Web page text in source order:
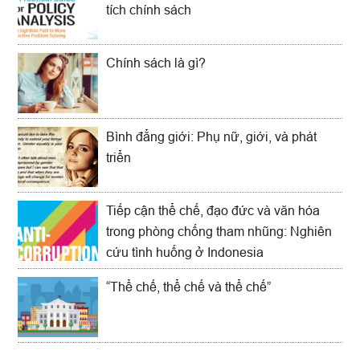
tích chính sách
Chính sách là gì?
Bình đẳng giới: Phụ nữ, giới, và phát
triển
Tiếp cận thể chế, đạo đức và văn hóa
trong phòng chống tham nhũng: Nghiên
cứu tình huống ở Indonesia
“Thể chế, thể chế và thể chế”